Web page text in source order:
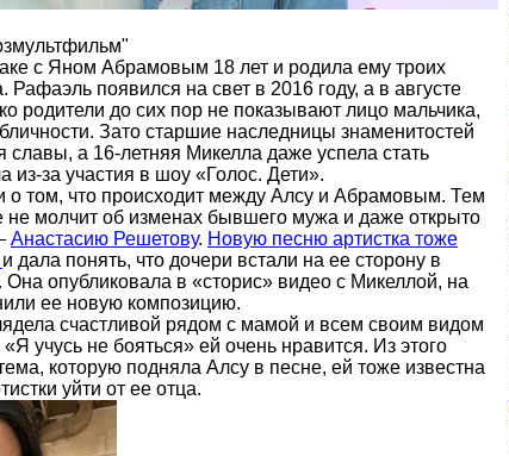
с Яном Абрамовым 18 лет и родила ему троих
Рафаэль появился на свет в 2016 году, а в августе
родители до сих пор не показывают лицо мальчика,
Зато старшие наследницы знаменитостей
а 16-летняя Микелла даже успела стать
из-за участия в шоу «Голос. Дети».
о том, что происходит между Алсу и Абрамовым. Тем
молчит об изменах бывшего мужа и даже открыто
Анастасию Решетову. Новую песню артистка тоже
и дала понять, что дочери встали на ее сторону в
опубликовала в «сторис» видео с Микеллой, на
ее новую композицию.
счастливой рядом с мамой и всем своим видом
учусь не бояться» ей очень нравится. Из этого
которую подняла Алсу в песне, ей тоже известна
уйти от ее отца.